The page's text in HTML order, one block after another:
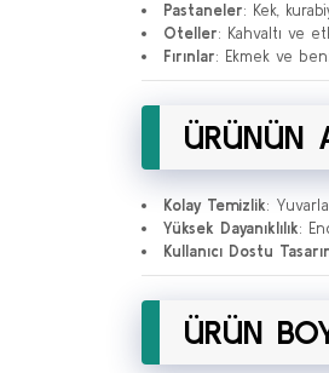
Pastaneler: Kek,
Oteller: Kahvaltı ve
Fırınlar: Ekmek ve
ÜRÜNÜN
Kolay Temizlik:
Yüksek Dayanıklılık:
Kullanıcı Dostu
ÜRÜN